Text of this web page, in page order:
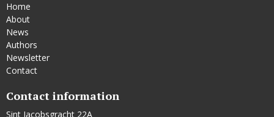
Home
About
News
Authors
Newsletter
Contact
Contact information
Sint Jacobsgracht 22A